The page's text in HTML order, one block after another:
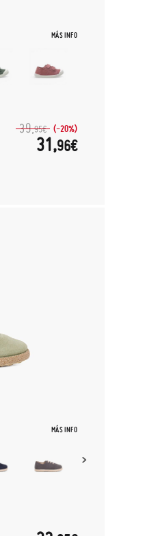
MÁS INFO
39,95€ (-20%)
31,96€
MÁS INFO